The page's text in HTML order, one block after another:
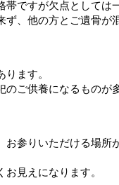
帯ですが欠点としては
ず、他の方とご遺骨が
ます。
のご供養になるものが
お参りいただける場所
見えになります。